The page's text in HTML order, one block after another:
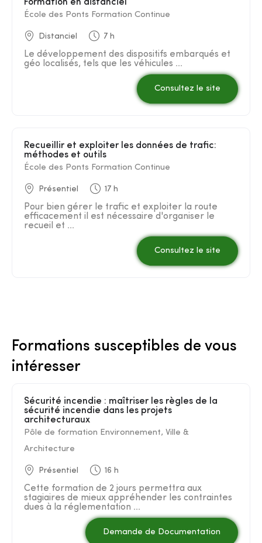
Formation en distanciel
École des Ponts Formation Continue
Distanciel 7 h
Le développement des dispositifs embarqués et
géo localisés, tels que les véhicules ...
Consultez le site
Recueillir et exploiter les données de trafic:
méthodes et outils
École des Ponts Formation Continue
Présentiel 17 h
Pour bien gérer le trafic et exploiter la route
efficacement il est nécessaire d'organiser le
recueil et ...
Consultez le site
Formations susceptibles de vous
intéresser
Sécurité incendie : maîtriser les règles de la
sécurité incendie dans les projets
architecturaux
Pôle de formation Environnement, Ville &
Architecture
Présentiel 16 h
Cette formation de 2 jours permettra aux
stagiaires de mieux appréhender les contraintes
dues à la réglementation ...
Demande de Documentation